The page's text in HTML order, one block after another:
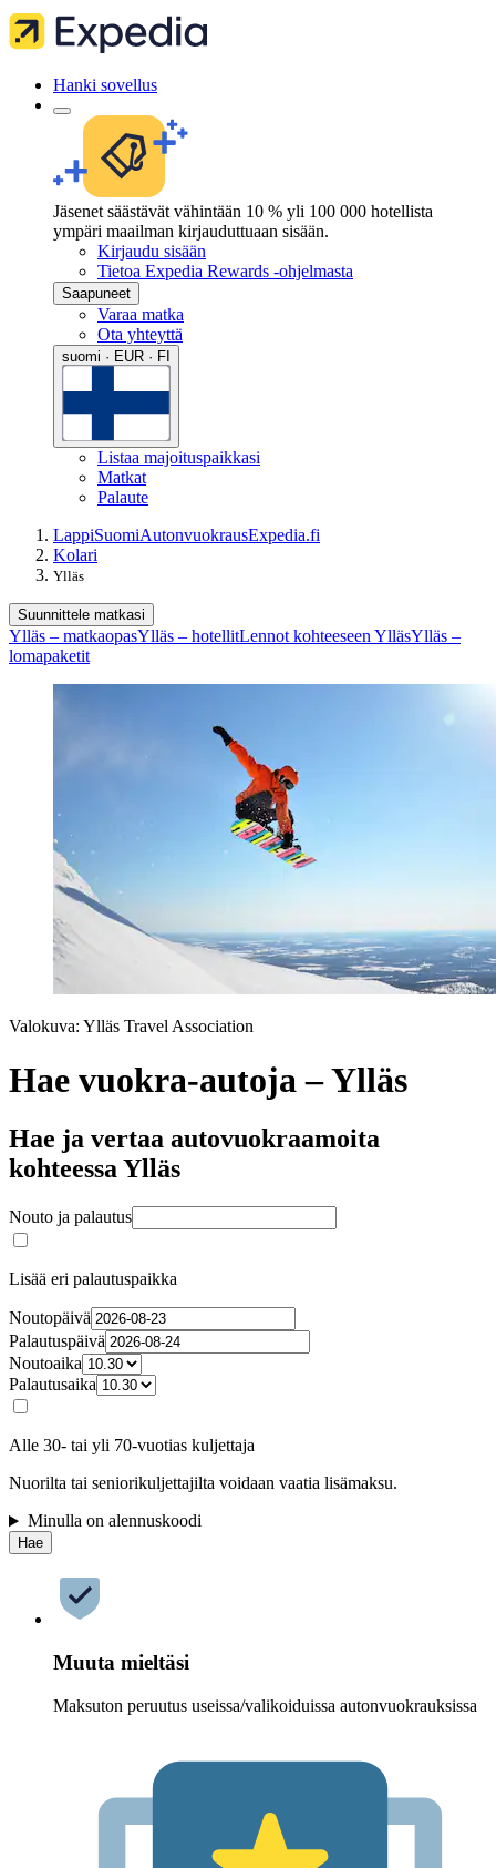
Hanki sovellus
Jäsenet säästävät vähintään 10 % yli 100 000 hotellista
ympäri maailman kirjauduttuaan sisään.
Kirjaudu sisään
Tietoa Expedia Rewards -ohjelmasta
Saapuneet
Varaa matka
Ota yhteyttä
suomi · EUR · FI
Listaa majoituspaikkasi
Matkat
Palaute
LappiSuomiAutonvuokrausExpedia.fi
Kolari
Ylläs
Suunnittele matkasi
Ylläs – matkaopasYlläs – hotellitLennot kohteeseen YlläsYlläs –
lomapaketit
Valokuva: Ylläs Travel Association
Hae vuokra-autoja – Ylläs
Hae ja vertaa autovuokraamoita
kohteessa Ylläs
Nouto ja palautus
Lisää eri palautuspaikka
Noutopäivä
Palautuspäivä
Noutoaika
Palautusaika
Alle 30- tai yli 70-vuotias kuljettaja
Nuorilta tai seniorikuljettajilta voidaan vaatia lisämaksu.
Minulla on alennuskoodi
Hae
Muuta mieltäsi
Maksuton peruutus useissa/valikoiduissa autonvuokrauksissa